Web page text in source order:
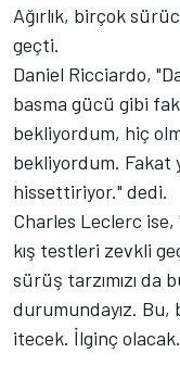
Ağırlık, birçok
geçti.
Daniel Ricciardo,
basma gücü gibi
bekliyordum, hiç
bekliyordum. Fakat
hissettiriyor." dedi.
Charles Leclerc ise,
kış testleri zevkli
sürüş tarzımızı da
durumundayız. Bu,
itecek. İlginç